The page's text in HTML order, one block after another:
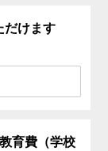
だけます
育費（学校